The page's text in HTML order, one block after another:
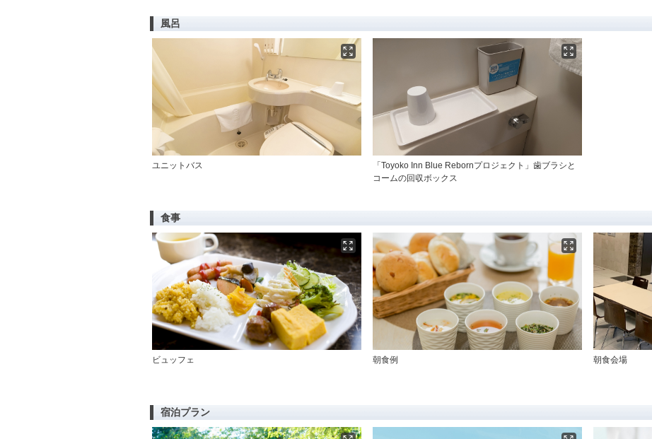
風呂
ユニットバス
「Toyoko Inn Blue Rebornプロジェクト」歯ブラシと
コームの回収ボックス
食事
ビュッフェ 朝食例 朝食会場
宿泊プラン